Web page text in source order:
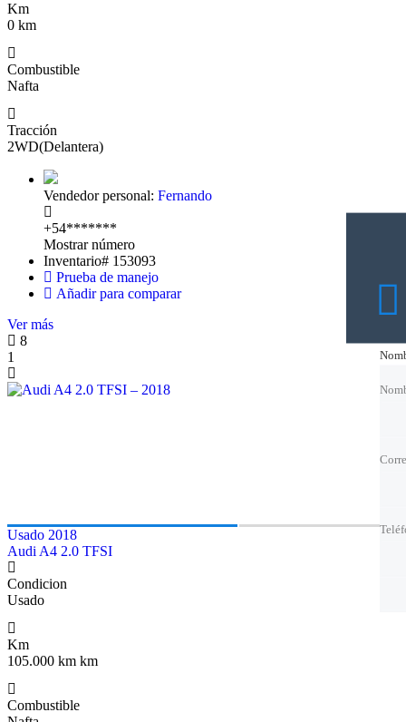
Km
0 km
Combustible
Nafta
Tracción
2WD(Delantera)
Vendedor personal: Fernando
+54*******
Mostrar número
Inventario# 153093
Prueba de manejo
Añadir para comparar
Ver más
8
1
Usado 2018
Audi A4 2.0 TFSI
Condicion
Usado
Km
105.000 km km
Combustible